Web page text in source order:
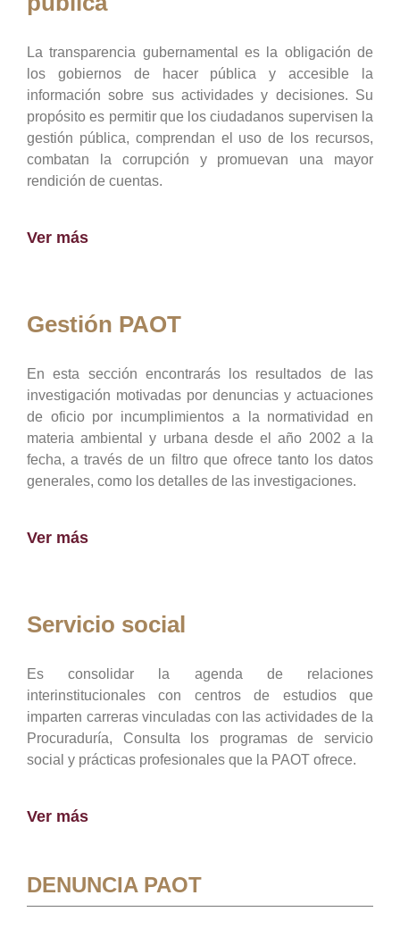
La transparencia gubernamental es la obligación de
los gobiernos de hacer pública y accesible la
información sobre sus actividades y decisiones. Su
propósito es permitir que los ciudadanos supervisen la
gestión pública, comprendan el uso de los recursos,
combatan la corrupción y promuevan una mayor
rendición de cuentas.
Ver más
Gestión PAOT
En esta sección encontrarás los resultados de las
investigación motivadas por denuncias y actuaciones
de oficio por incumplimientos a la normatividad en
materia ambiental y urbana desde el año 2002 a la
fecha, a través de un filtro que ofrece tanto los datos
generales, como los detalles de las investigaciones.
Ver más
Servicio social
Es consolidar la agenda de relaciones
interinstitucionales con centros de estudios que
imparten carreras vinculadas con las actividades de la
Procuraduría, Consulta los programas de servicio
social y prácticas profesionales que la PAOT ofrece.
Ver más
DENUNCIA PAOT